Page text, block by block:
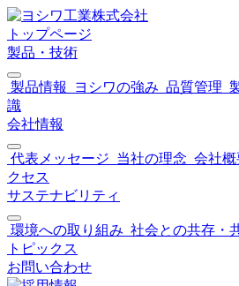
トップページ
製品・技術
製品情報 ヨシワの強み 品質管理
識
会社情報
代表メッセージ 当社の理念 会社
クセス
サステナビリティ
環境への取り組み 社会との共存・
トピックス
お問い合わせ